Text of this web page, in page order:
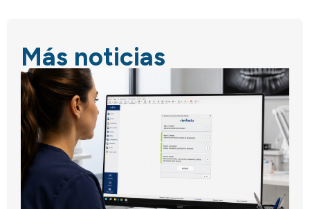
Más noticias